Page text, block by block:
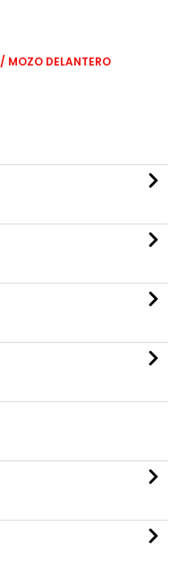
/ MOZO DELANTERO